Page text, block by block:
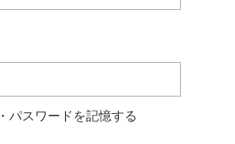
パスワードを記憶する